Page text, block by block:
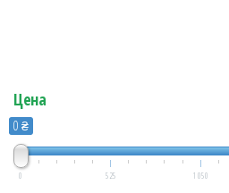
Цена
0 ₴
0 525 1 050